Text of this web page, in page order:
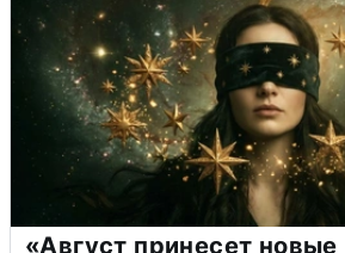
«Август принесет новые